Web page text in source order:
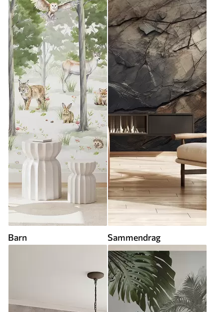
Barn Sammendrag